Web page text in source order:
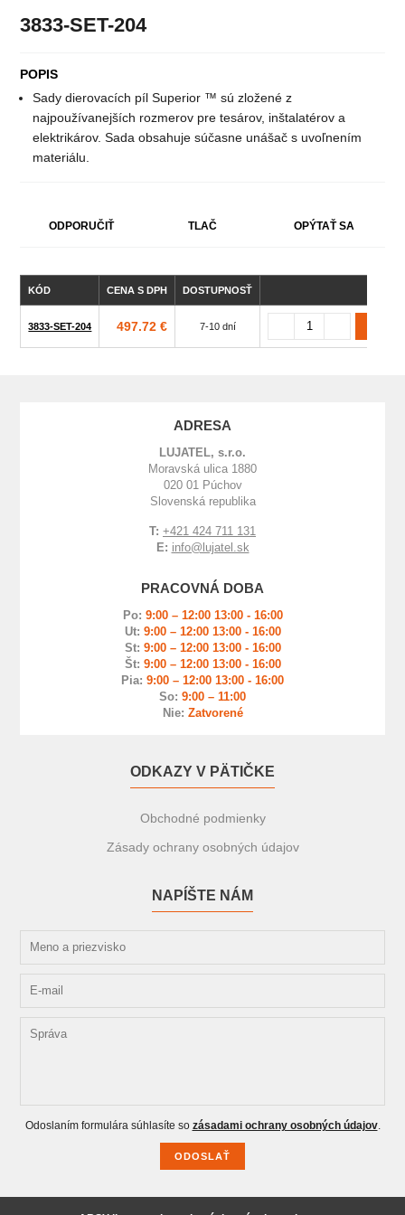
3833-SET-204
POPIS
Sady dierovacích píl Superior ™ sú zložené z
najpoužívanejších rozmerov pre tesárov, inštalatérov a
elektrikárov. Sada obsahuje súčasne unášač s uvoľnením
materiálu.
ODPORUČIŤ TLAČ OPÝTAŤ SA
KÓD CENA S DPH DOSTUPNOSŤ
3833-SET-204 497.72 € 7-10 dní
ADRESA
LUJATEL, s.r.o.
Moravská ulica 1880
020 01 Púchov
Slovenská republika
T: +421 424 711 131
E: info@lujatel.sk
PRACOVNÁ DOBA
Po: 9:00 – 12:00 13:00 - 16:00
Ut: 9:00 – 12:00 13:00 - 16:00
St: 9:00 – 12:00 13:00 - 16:00
Št: 9:00 – 12:00 13:00 - 16:00
Pia: 9:00 – 12:00 13:00 - 16:00
So: 9:00 – 11:00
Nie: Zatvorené
ODKAZY V PÄTIČKE
Obchodné podmienky
Zásady ochrany osobných údajov
NAPÍŠTE NÁM
Odoslaním formulára súhlasíte so zásadami ochrany osobných údajov.
ODOSLAŤ